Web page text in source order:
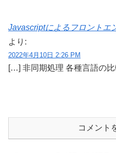
Javascriptによるフロントエ
より:
2022年4月10日 2:26 PM
[…] 非同期処理 各種言語の
コメント